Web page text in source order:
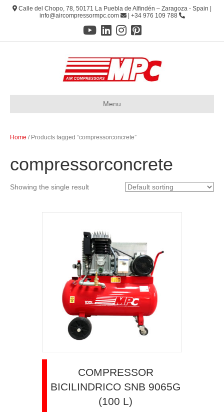
Calle del Chopo, 78, 50171 La Puebla de Alfindén – Zaragoza - Spain |
info@aircompressormpc.com
| +34 976 109 788
Menu
Home / Products tagged “compressorconcrete”
compressorconcrete
Showing the single result
COMPRESSOR
BICILINDRICO SNB 9065G
(100 L)